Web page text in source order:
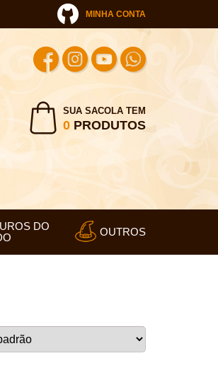
MINHA CONTA
SUA SACOLA TEM
0PRODUTOS
DO
OUTROS